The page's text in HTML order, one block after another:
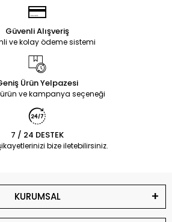
Güvenli Alışveriş
ve kolay ödeme sistemi
Ürün Yelpazesi
ve kampanya seçeneği
7 / 24 DESTEK
bize iletebilirsiniz.
KURUMSAL